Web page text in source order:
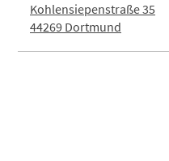
Kohlensiepenstraße 35
44269 Dortmund